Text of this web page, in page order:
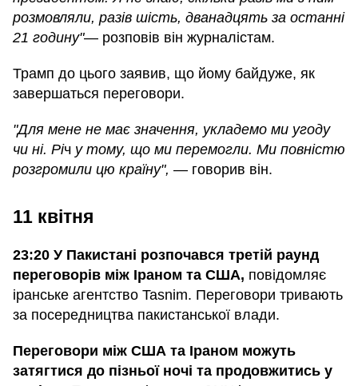
розмовляли, разів шість, дванадцять за останні
21 годину"— розповів він журналістам.
Трамп до цього заявив, що йому байдуже, як
завершаться переговори.
"Для мене не має значення, укладемо ми угоду
чи ні. Річ у тому, що ми перемогли. Ми повністю
розгромили цю країну", — говорив він.
11 квітня
23:20 У Пакистані розпочався третій раунд
переговорів між Іраном та США, повідомляє
іранське агентство Tasnim. Переговори тривають
за посередництва пакистанської влади.
Переговори між США та Іраном можуть
затягтися до пізньої ночі та продовжитись у